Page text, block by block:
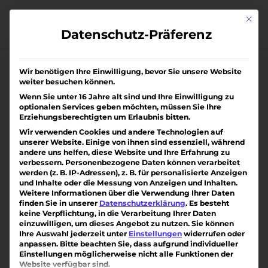
Eigentumswohnung in Gundelfingen
vonMike Hauser|Juli 17, 2026
Mit
Datenschutz-Präferenz
Wir benötigen Ihre Einwilligung, bevor Sie unsere Website
weiter besuchen können.
Wenn Sie unter 16 Jahre alt sind und Ihre Einwilligung zu
optionalen Services geben möchten, müssen Sie Ihre
Erziehungsberechtigten um Erlaubnis bitten.
Wir verwenden Cookies und andere Technologien auf
unserer Website. Einige von ihnen sind essenziell, während
andere uns helfen, diese Website und Ihre Erfahrung zu
verbessern. Personenbezogene Daten können verarbeitet
werden (z. B. IP-Adressen), z. B. für personalisierte Anzeigen
und Inhalte oder die Messung von Anzeigen und Inhalten.
Weitere Informationen über die Verwendung Ihrer Daten
finden Sie in unserer Datenschutzerklärung. Es besteht
keine Verpflichtung, in die Verarbeitung Ihrer Daten
einzuwilligen, um dieses Angebot zu nutzen. Sie können
Ihre Auswahl jederzeit unter Einstellungen widerrufen oder
anpassen. Bitte beachten Sie, dass aufgrund individueller
Einstellungen möglicherweise nicht alle Funktionen der
Website verfügbar sind.